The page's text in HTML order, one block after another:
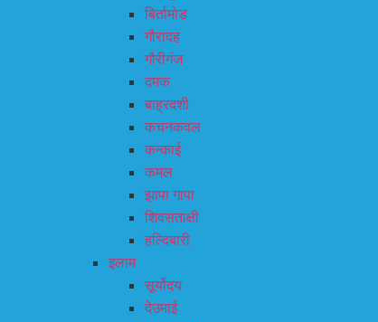
बिर्तामोड
गौरादह
गौरीगंज
दमक
बाह्रदशी
कचनकवल
कन्काई
कमल
झापा गापा
शिवसताक्षी
हल्दिबारी
इलाम
सूर्योदय
देउमाई